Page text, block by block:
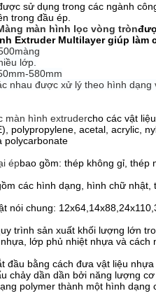
sử dụng trong các ngành
trong đầu ép.
màn hình lọc vòng tròn
Extruder Multilayer giúp làm
lớp.
580mm
nhau được xử lý theo hình
màn hình extrudercho các vật
polypropylene, acetal, acrylic,
polycarbonate
épbao gồm: thép không gỉ, thép
các hình dạng, hình chữ nhật,
nói chung:
trình sản xuất khối lượng lớn
lớp phủ nhiệt nhựa và cách
đầu bằng cách đưa vật liệu
chảy dần dần bởi năng lượng
polymer thành một hình dạng